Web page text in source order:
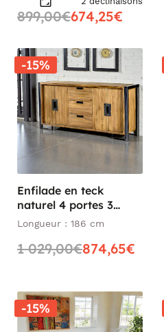
899,00€674,25€
-15%
Enfilade en teck
naturel 4 portes 3
tiroirs 186x88x45cm
CANADA
Longueur : 186 cm
1 029,00€874,65€
-15%